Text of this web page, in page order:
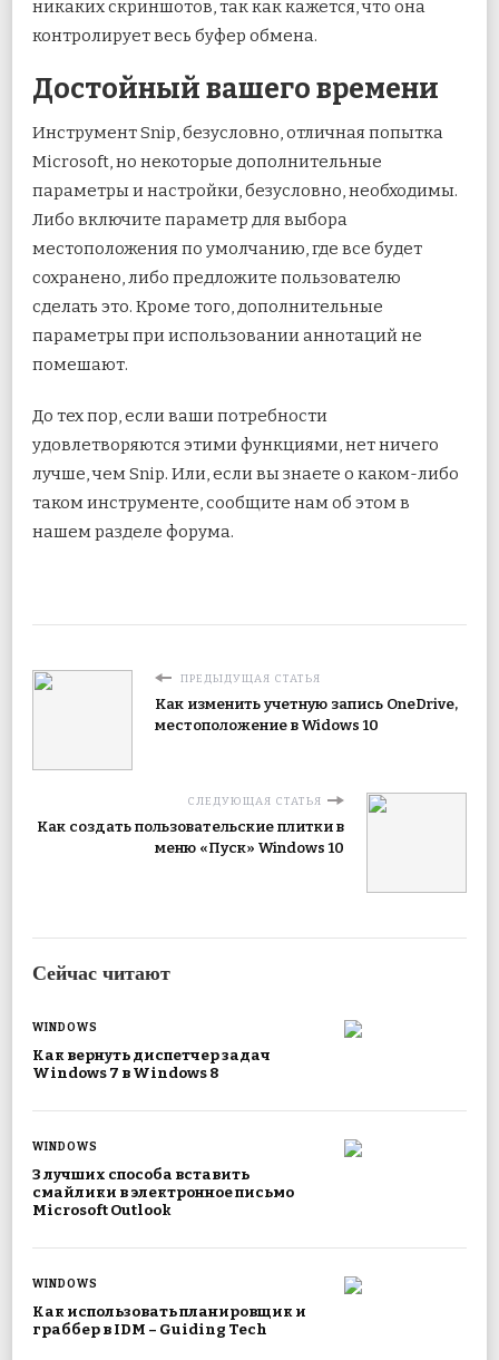
никаких скриншотов, так как кажется, что она
контролирует весь буфер обмена.
Достойный вашего времени
Инструмент Snip, безусловно, отличная попытка
Microsoft, но некоторые дополнительные
параметры и настройки, безусловно, необходимы.
Либо включите параметр для выбора
местоположения по умолчанию, где все будет
сохранено, либо предложите пользователю
сделать это. Кроме того, дополнительные
параметры при использовании аннотаций не
помешают.
До тех пор, если ваши потребности
удовлетворяются этими функциями, нет ничего
лучше, чем Snip. Или, если вы знаете о каком-либо
таком инструменте, сообщите нам об этом в
нашем разделе форума.
ПРЕДЫДУЩАЯ СТАТЬЯ
Как изменить учетную запись OneDrive,
местоположение в Widows 10
СЛЕДУЮЩАЯ СТАТЬЯ
Как создать пользовательские плитки в
меню «Пуск» Windows 10
Сейчас читают
WINDOWS
Как вернуть диспетчер задач
Windows 7 в Windows 8
WINDOWS
3 лучших способа вставить
смайлики в электронное письмо
Microsoft Outlook
WINDOWS
Как использовать планировщик и
граббер в IDM – Guiding Tech